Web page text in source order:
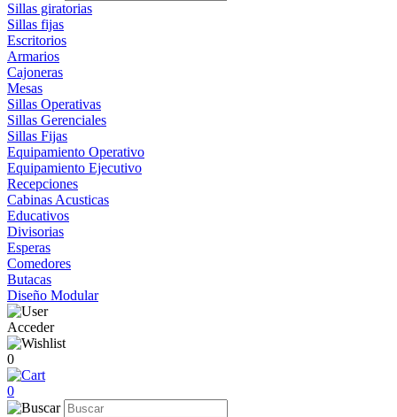
Sillas giratorias
Sillas fijas
Escritorios
Armarios
Cajoneras
Mesas
Sillas Operativas
Sillas Gerenciales
Sillas Fijas
Equipamiento Operativo
Equipamiento Ejecutivo
Recepciones
Cabinas Acusticas
Educativos
Divisorias
Esperas
Comedores
Butacas
Diseño Modular
Acceder
0
0